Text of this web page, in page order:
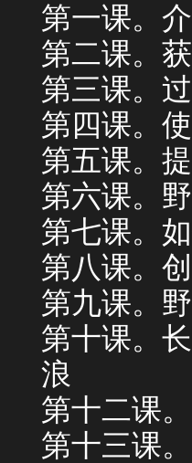
第一课。
第二课。
第三课。
第四课。
第五课。
第六课。
第七课。
第八课。
第九课。
第十课。
浪
第十二课
第十三课